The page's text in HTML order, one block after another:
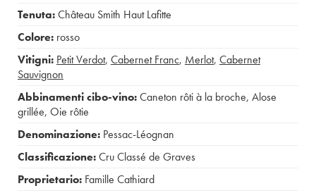
Tenuta:Château Smith Haut Lafitte
Colore: rosso
Vitigni: Petit Verdot, Cabernet Franc, Merlot, Cabernet
Sauvignon
Abbinamenti cibo-vino:Caneton rôti à la broche, Alose
grillée, Oie rôtie
Denominazione: Pessac-Léognan
Classificazione:Cru Classé de Graves
Proprietario: Famille Cathiard